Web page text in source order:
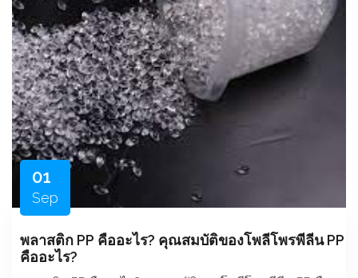
01
Sep
พลาสติก PP คืออะไร? คุณสมบัติของโพลีโพรพีลีน PP
คืออะไร?